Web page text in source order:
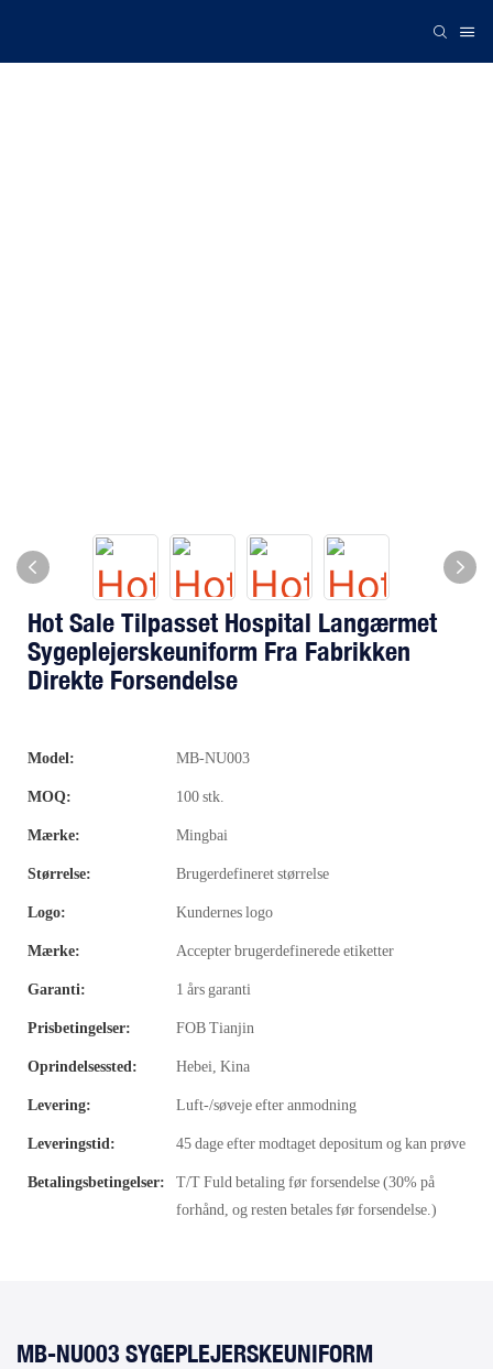
Hot Sale Tilpasset Hospital Langærmet
Sygeplejerskeuniform Fra Fabrikken
Direkte Forsendelse
Model: MB-NU003
MOQ: 100 stk.
Mærke: Mingbai
Størrelse: Brugerdefineret størrelse
Logo: Kundernes logo
Mærke: Accepter brugerdefinerede etiketter
Garanti: 1 års garanti
Prisbetingelser: FOB Tianjin
Oprindelsessted: Hebei, Kina
Levering: Luft-/søveje efter anmodning
Leveringstid: 45 dage efter modtaget depositum og kan prøve
Betalingsbetingelser:
T/T Fuld betaling før forsendelse (30% på
forhånd, og resten betales før forsendelse.)
MB-NU003 SYGEPLEJERSKEUNIFORM